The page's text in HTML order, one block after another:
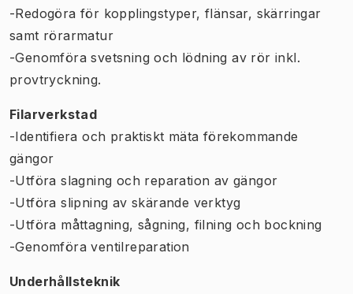
-Redogöra för kopplingstyper, flänsar, skärringar
samt rörarmatur
-Genomföra svetsning och lödning av rör inkl.
provtryckning.
Filarverkstad
-Identifiera och praktiskt mäta förekommande
gängor
-Utföra slagning och reparation av gängor
-Utföra slipning av skärande verktyg
-Utföra måttagning, sågning, filning och bockning
-Genomföra ventilreparation
Underhållsteknik